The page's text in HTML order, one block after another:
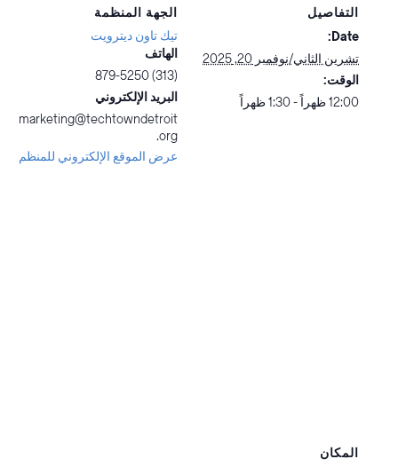
التفاصيل
Date:
تشرين الثاني/نوفمبر 20, 2025
الوقت:
12:00 ظهراً - 1:30 ظهراً
الجهة المنظمة
تيك تاون ديترويت
الهاتف
البريد الإلكتروني
marketing@techtowndetroit
.org
عرض الموقع الإلكتروني للمنظم
المكان